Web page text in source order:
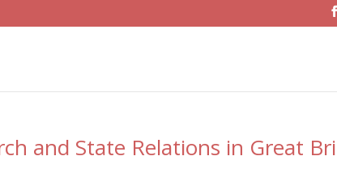
and State Relations in Great